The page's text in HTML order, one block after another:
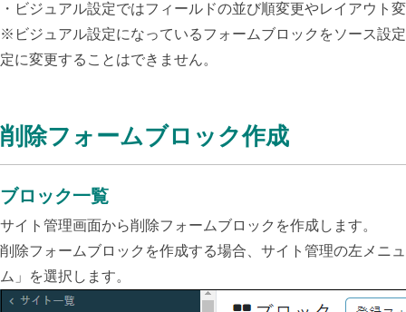
・ビジュアル設定ではフィールドの並び順変更やレイアウト
※ビジュアル設定になっているフォームブロックをソース設
定に変更することはできません。
削除フォームブロック作成
ブロック一覧
サイト管理画面から削除フォームブロックを作成します。
削除フォームブロックを作成する場合、サイト管理の左メニ
ム」を選択します。